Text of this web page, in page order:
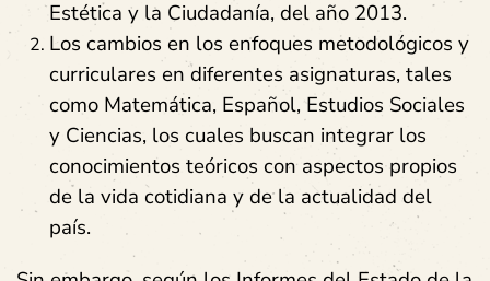
Estética y la Ciudadanía, del año 2013.
Los cambios en los enfoques metodológicos y
curriculares en diferentes asignaturas, tales
como Matemática, Español, Estudios Sociales
y Ciencias, los cuales buscan integrar los
conocimientos teóricos con aspectos propios
de la vida cotidiana y de la actualidad del
país.